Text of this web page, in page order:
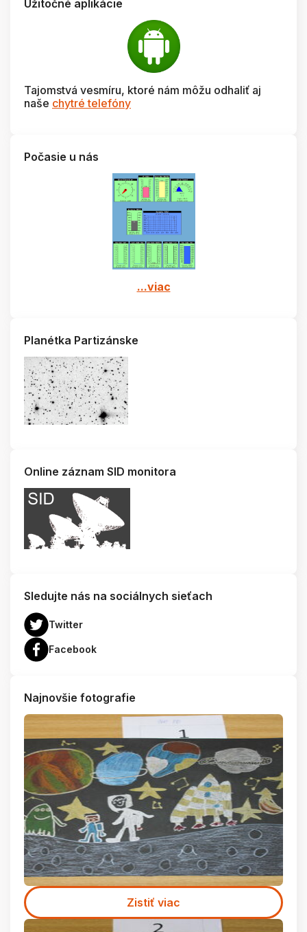
Užitočné aplikácie
Tajomstvá vesmíru, ktoré nám môžu odhaliť aj
naše chytré telefóny
Počasie u nás
...viac
Planétka Partizánske
Online záznam SID monitora
Sledujte nás na sociálnych sieťach
Twitter
Facebook
Najnovšie fotografie
Zistiť viac